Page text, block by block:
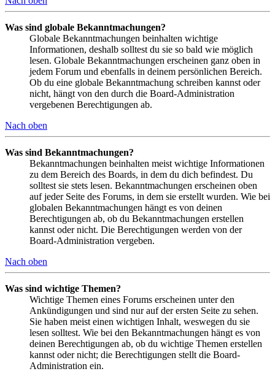
Was sind globale Bekanntmachungen?
Globale Bekanntmachungen beinhalten wichtige
Informationen, deshalb solltest du sie so bald wie möglich
lesen. Globale Bekanntmachungen erscheinen ganz oben in
jedem Forum und ebenfalls in deinem persönlichen Bereich.
Ob du eine globale Bekanntmachung schreiben kannst oder
nicht, hängt von den durch die Board-Administration
vergebenen Berechtigungen ab.
Nach oben
Was sind Bekanntmachungen?
Bekanntmachungen beinhalten meist wichtige Informationen
zu dem Bereich des Boards, in dem du dich befindest. Du
solltest sie stets lesen. Bekanntmachungen erscheinen oben
auf jeder Seite des Forums, in dem sie erstellt wurden. Wie bei
globalen Bekanntmachungen hängt es von deinen
Berechtigungen ab, ob du Bekanntmachungen erstellen
kannst oder nicht. Die Berechtigungen werden von der
Board-Administration vergeben.
Nach oben
Was sind wichtige Themen?
Wichtige Themen eines Forums erscheinen unter den
Ankündigungen und sind nur auf der ersten Seite zu sehen.
Sie haben meist einen wichtigen Inhalt, weswegen du sie
lesen solltest. Wie bei den Bekanntmachungen hängt es von
deinen Berechtigungen ab, ob du wichtige Themen erstellen
kannst oder nicht; die Berechtigungen stellt die Board-
Administration ein.